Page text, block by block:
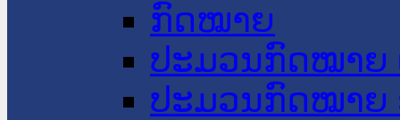
ກົດໝາຍ
ປະມວນກົດໝາຍ
ປະມວນກົດໝາຍ